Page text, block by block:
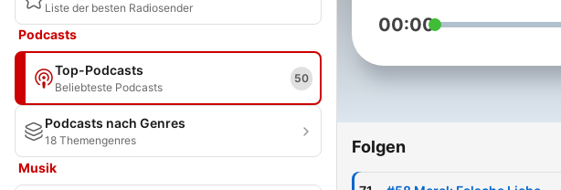
Liste der besten Radiosender
Podcasts
Top-Podcasts
Beliebteste Podcasts
50
Podcasts nach Genres
18 Themengenres
Musik
00:00
Folgen